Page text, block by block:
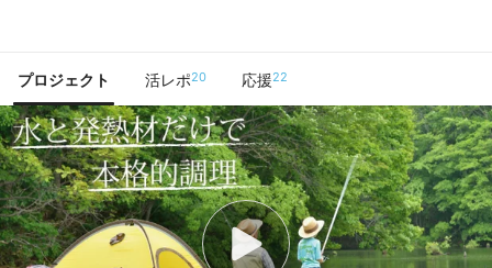
プロジェクト 活レポ20 応援22